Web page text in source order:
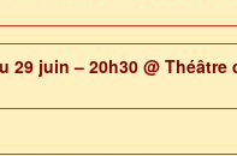
29 juin – 20h30@ Théâtre